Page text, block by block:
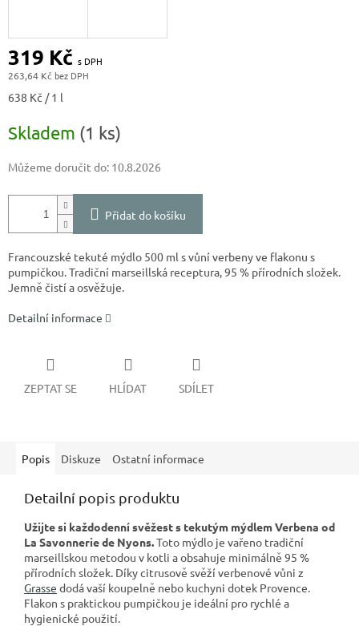
319 Kč
263,64 Kč
Měrná
638 Kč / 1 l
Skladem (1 ks)
Můžeme doručit do: 10.8.2026
Přidat do košíku
Francouzské tekuté mýdlo 500 ml s vůní verbeny ve flakonu s
pumpičkou. Tradiční marseillská receptura, 95 % přírodních složek.
Jemně čistí a osvěžuje.
Detailní informace
ZEPTAT SE HLÍDAT SDÍLET
Popis Diskuze Ostatní informace
Detailní popis produktu
Užijte si každodenní svěžest s tekutým mýdlem Verbena od
La Savonnerie de Nyons.Toto mýdlo je vařeno tradiční
marseillskou metodou v kotli a obsahuje minimálně 95 %
přírodních složek. Díky citrusově svěží verbenové vůni z
Grasse dodá vaší koupelně nebo kuchyni dotek Provence.
Flakon s praktickou pumpičkou je ideální pro rychlé a
hygienické použití.